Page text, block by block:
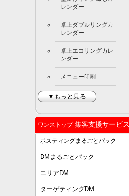
レンダー
卓上ダブルリングカ
レンダー
卓上エコリングカレ
ンダー
メニュー印刷
▼もっと見る
ワンストップ集客支援サービス
ポスティングまるごとパック
DMまるごとパック
エリアDM
ターゲティングDM